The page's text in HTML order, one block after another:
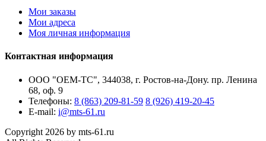
Мои заказы
Мои адреса
Моя личная информация
Контактная информация
ООО "ОЕМ-ТС", 344038, г. Ростов-на-Дону. пр. Ленина
68, оф. 9
Телефоны: 8 (863) 209-81-59 8 (926) 419-20-45
E-mail: i@mts-61.ru
Copyright 2026 by mts-61.ru